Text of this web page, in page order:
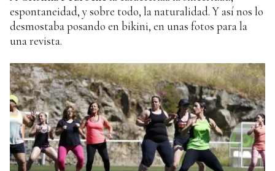
espontaneidad, y sobre todo, la naturalidad. Y así nos lo
desmostaba posando en bikini, en unas fotos para la
una revista.